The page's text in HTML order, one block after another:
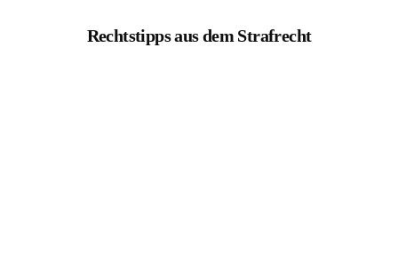
Rechtstipps aus dem Strafrecht